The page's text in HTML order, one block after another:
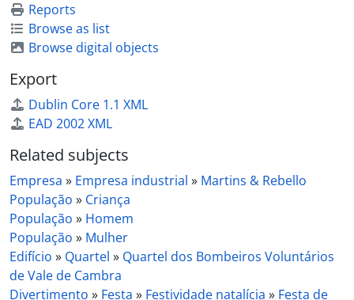
[Item] Mindol
[Item] Mindol
[Item] Mindol
[Item] Mindol
[Item] Mindol
[Item] Mindol
[Item] Martins & Rebello
[Item] Martins & Rebello
[Item] Martins & Rebello
[Item] Martins & Rebello
[Item] Equipamento industrial
[Item] Equipamento industrial
Reports
Browse as list
Browse digital objects
Export
Dublin Core 1.1 XML
EAD 2002 XML
Related subjects
Empresa » Empresa industrial » Martins & Rebello
População » Criança
População » Homem
População » Mulher
Edifício » Quartel » Quartel dos Bombeiros Voluntários
de Vale de Cambra
Divertimento » Festa » Festividade natalícia » Festa de